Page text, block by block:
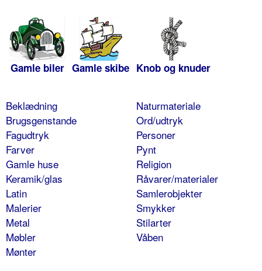
Gamle biler Gamle skibe Knob og knuder
Beklædning
Brugsgenstande
Fagudtryk
Farver
Gamle huse
Keramik/glas
Latin
Malerier
Metal
Møbler
Mønter
Naturmateriale
Ord/udtryk
Personer
Pynt
Religion
Råvarer/materialer
Samlerobjekter
Smykker
Stilarter
Våben